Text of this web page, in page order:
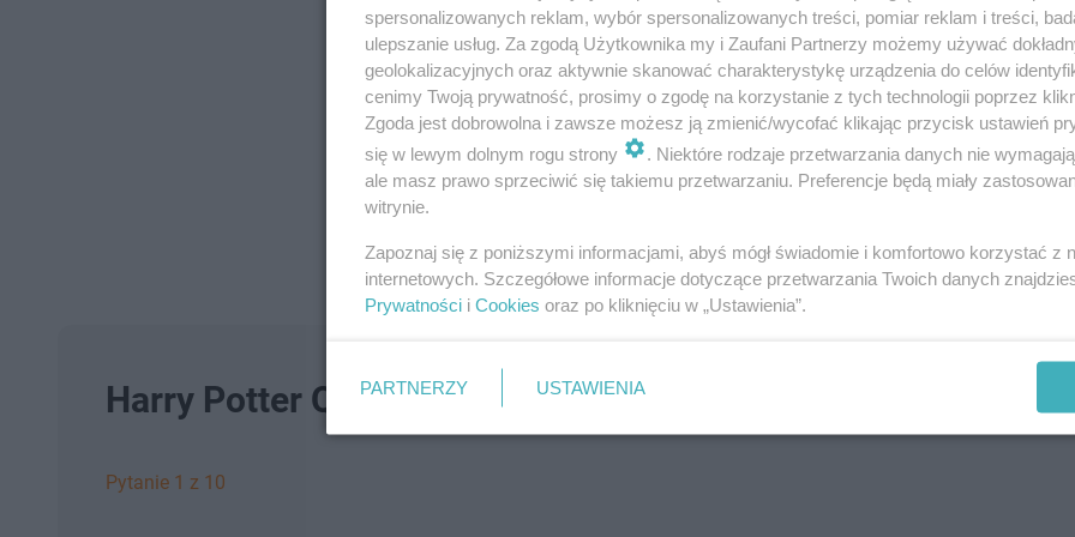
Harry Potter QUIZ: Sprawdź, czy jesteś prawdziwym
Pytanie 1 z 10
spersonalizowanych reklam, wybór spersonalizowanych treści, pomiar reklam i treści,
ulepszanie usług. Za zgodą Użytkownika my i Zaufani Partnerzy możemy używać
geolokalizacyjnych oraz aktywnie skanować charakterystykę urządzenia do celów
cenimy Twoją prywatność, prosimy o zgodę na korzystanie z tych technologii poprzez
Zgoda jest dobrowolna i zawsze możesz ją zmienić/wycofać klikając przycisk ustawień
się w lewym dolnym rogu strony
. Niektóre rodzaje przetwarzania danych nie
ale masz prawo sprzeciwić się takiemu przetwarzaniu. Preferencje będą miały
witrynie.
Zapoznaj się z poniższymi informacjami, abyś mógł świadomie i komfortowo korzystać z
internetowych. Szczegółowe informacje dotyczące przetwarzania Twoich danych
Prywatności i Cookies oraz po kliknięciu w „Ustawienia”.
PARTNERZY USTAWIENIA